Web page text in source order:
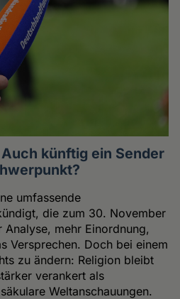
künftig ein Sender
umfassende
die zum 30. November
mehr Einordnung,
Versprechen. Doch bei einem
zu ändern: Religion bleibt
verankert als
Weltanschauungen.